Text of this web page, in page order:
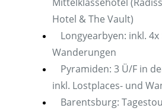
Hotel & The Vault)
Longyearbyen: inkl. 4x
Wanderungen
Pyramiden: 3 Ü/F in
inkl. Lostplaces- und
Barentsburg: